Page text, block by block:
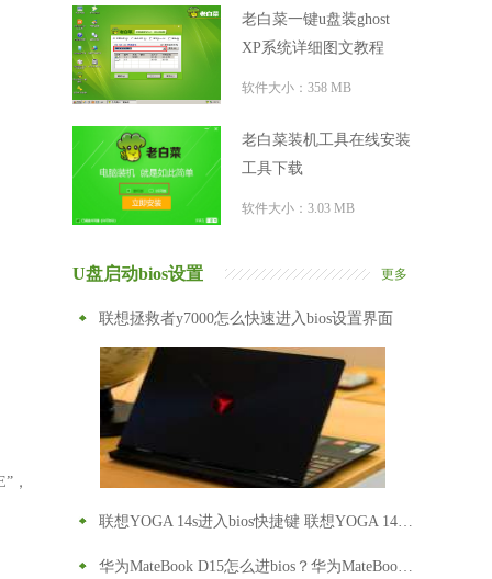
，
老白菜一键u盘装ghost
XP系统详细图文教程
软件大小：358 MB
老白菜装机工具在线安装
工具下载
软件大小：3.03 MB
U盘启动bios设置 更多
联想拯救者y7000怎么快速进入bios设置界面
联想YOGA 14s进入bios快捷键 联想YOGA 14s怎么进入bios
华为MateBook D15怎么进bios？华为MateBook D15怎么设置从U盘启动